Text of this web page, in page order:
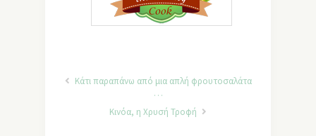
Κάτι παραπάνω από μια απλή φρουτοσαλάτα
…
Κινόα, η Χρυσή Τροφή